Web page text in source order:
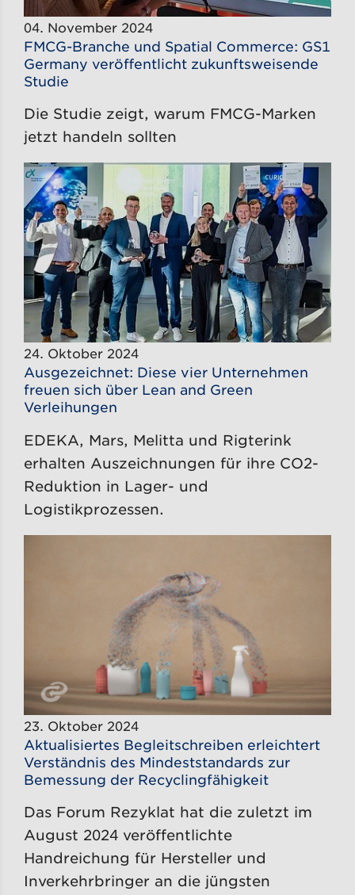
04. November 2024
FMCG-Branche und Spatial Commerce: GS1
Germany veröffentlicht zukunftsweisende
Studie
Die Studie zeigt, warum FMCG-Marken
jetzt handeln sollten
24. Oktober 2024
Ausgezeichnet: Diese vier Unternehmen
freuen sich über Lean and Green
Verleihungen
EDEKA, Mars, Melitta und Rigterink
erhalten Auszeichnungen für ihre CO2-
Reduktion in Lager- und
Logistikprozessen.
23. Oktober 2024
Aktualisiertes Begleitschreiben erleichtert
Verständnis des Mindeststandards zur
Bemessung der Recyclingfähigkeit
Das Forum Rezyklat hat die zuletzt im
August 2024 veröffentlichte
Handreichung für Hersteller und
Inverkehrbringer an die jüngsten